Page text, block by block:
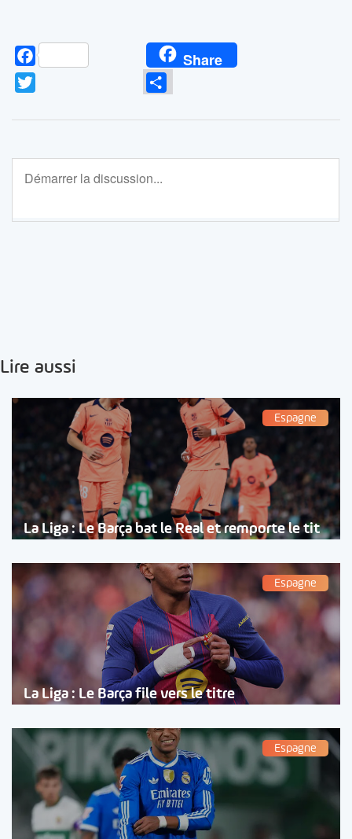
Facebook Share
Partager
Lire aussi
Espagne
La Liga : Le Barça bat le Real et remporte le tit
Espagne
La Liga : Le Barça file vers le titre
Espagne